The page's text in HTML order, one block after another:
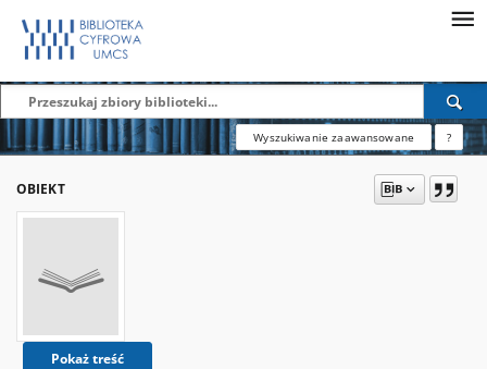
Wyszukiwanie zaawansowane ?
OBIEKT
Pokaż treść